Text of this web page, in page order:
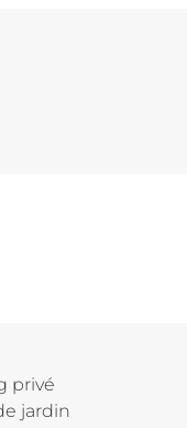
privé
jardin